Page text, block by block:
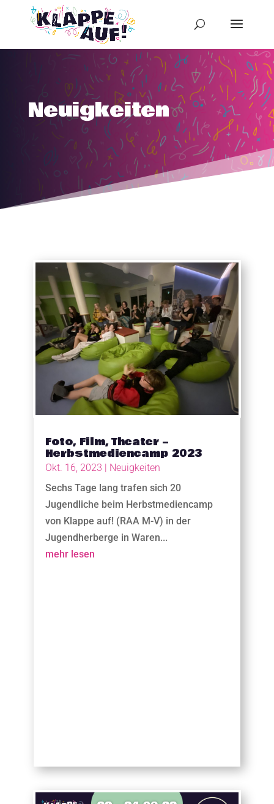
Neuigkeiten
Foto, Film, Theater –
Herbstmediencamp 2023
Okt. 16, 2023
Neuigkeiten
Sechs Tage lang trafen sich 20
Jugendliche beim Herbstmediencamp
von Klappe auf! (RAA M-V) in der
Jugendherberge in Waren...
mehr lesen